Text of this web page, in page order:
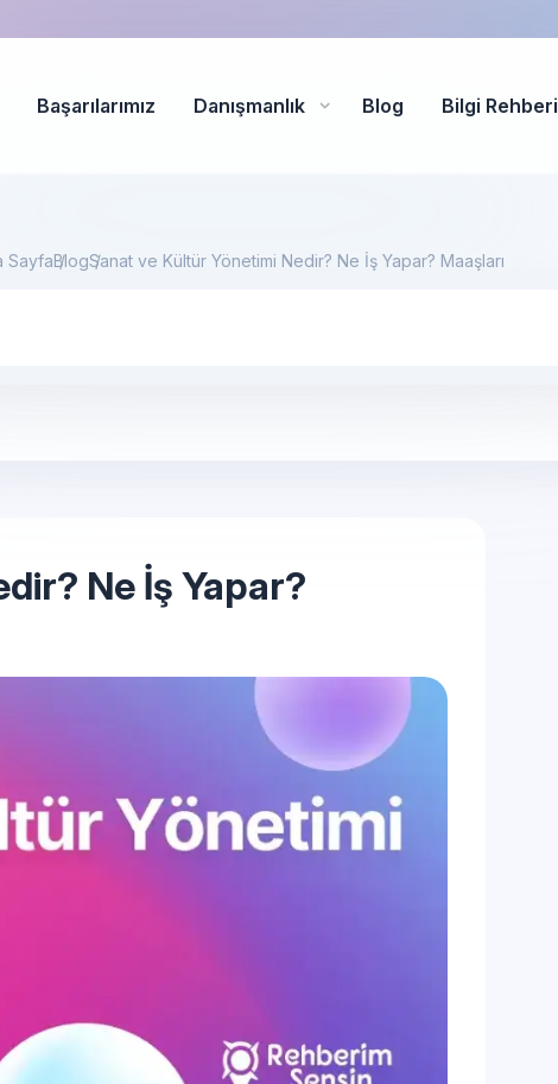
Başarılarımız Danışmanlık Blog Bilgi Rehberi
SayfaBlogSanat ve Kültür Yönetimi Nedir? Ne İş Yapar? Maaşları
Ne İş Yapar?